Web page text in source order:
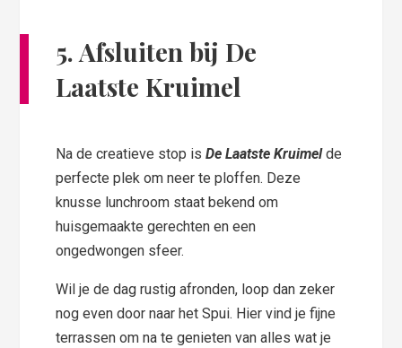
5. Afsluiten bij De
Laatste Kruimel
Na de creatieve stop isDe Laatste Kruimelde
perfecte plek om neer te ploffen. Deze
knusse lunchroom staat bekend om
huisgemaakte gerechten en een
ongedwongen sfeer.
Wil je de dag rustig afronden, loop dan zeker
nog even door naar het Spui. Hier vind je fijne
terrassen om na te genieten van alles wat je